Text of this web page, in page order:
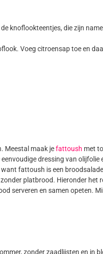
knoflookteentjes, die zijn
Voeg citroensap toe en
Meestal maak jefattoush met
dressing van olijfolie
fattoush is een
platbrood. Hieronder het
serveren en samen opeten.
zonder zaadlijsten en in